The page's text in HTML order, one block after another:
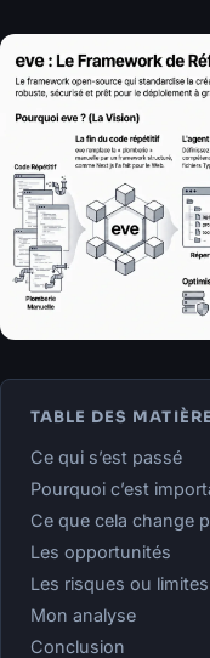
TABLE DES
Ce qui s’est passé
Pourquoi c’est
Ce que cela change
Les opportunités
Les risques ou limites
Mon analyse
Conclusion